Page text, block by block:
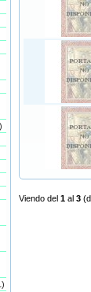
Viendo del 1 al 3